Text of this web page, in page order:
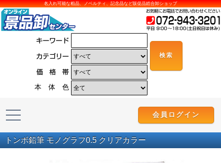
名入れ可能な粗品、ノベルティ、記念品など販促品総合卸ショップ
本 体 色
会員ログイン
トンボ鉛筆 モノグラフ0.5 クリアカラー